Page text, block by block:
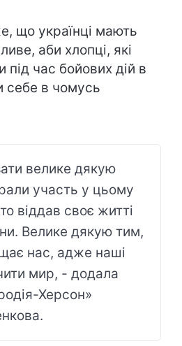
що українці мають
аби хлопці, які
під час бойових дій в
себе в чомусь
велике дякую
участь у цьому
віддав своє житті
Велике дякую тим,
нас, адже наші
мир, - додала
Херсон»